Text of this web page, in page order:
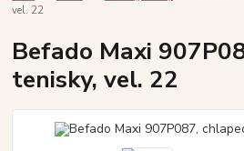
vel. 22
Befado Maxi
tenisky, vel. 22